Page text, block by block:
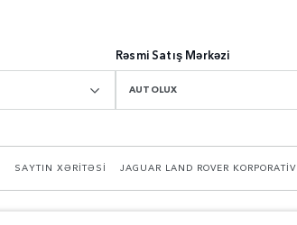
Rəsmi Satış Mərkəzi
AUTOLUX
SAYTIN XƏRİTƏSİ JAGUAR LAND ROVER KORPORATİV